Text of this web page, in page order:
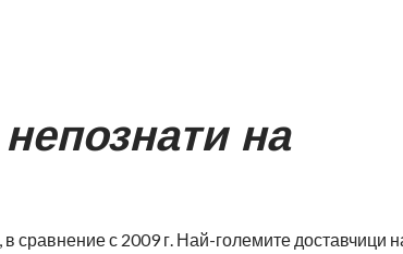
на
сравнение с 2009 г. Най-големите доставчици